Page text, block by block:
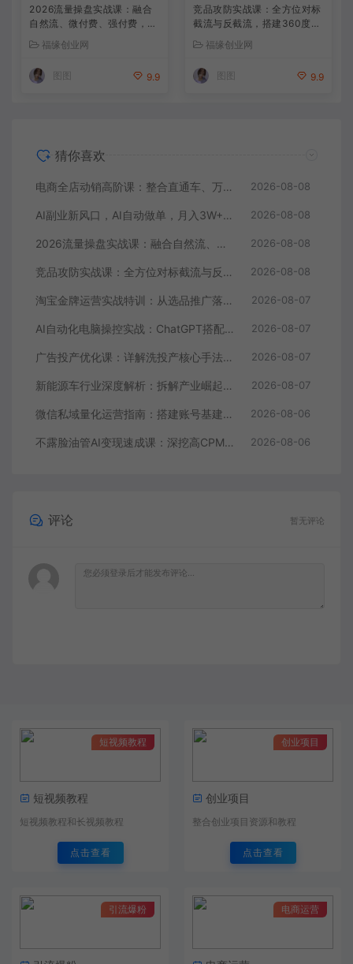
2026流量操盘实战课：融合
自然流、微付费、强付费，搭
建稳定长效的带货流量体系
福缘创业网
9.9
竞品攻防实战课：全方位对标
截流与反截流，搭建360度监
控体系抢占平台流量
福缘创业网
9.9
猜你喜欢
电商全店动销高阶课：整合直通车、万相魔盒、全站推广，系统化搭建店铺长效动销方案 2026-08-08
AI副业新风口，AI自动做单，月入3W+，附接单资源 2026-08-08
2026流量操盘实战课：融合自然流、微付费、强付费，搭建稳定长效的带货流量体系 2026-08-08
竞品攻防实战课：全方位对标截流与反截流，搭建360度监控体系抢占平台流量 2026-08-08
淘宝金牌运营实战特训：从选品推广落地爆款打造，店铺运营全链路拆解 2026-08-07
AI自动化电脑操控实战：ChatGPT搭配Codex，一键指令远程自动操控电脑完成工作 2026-08-07
广告投产优化课：详解洗投产核心手法，落地多场景投放提效增收方案 2026-08-07
新能源车行业深度解析：拆解产业崛起根源，剖析行业内卷与海外贸易争端现状 2026-08-07
微信私域量化运营指南：搭建账号基建打造热号，脱敏风控规避运营各类高危风险 2026-08-06
不露脸油管AI变现速成课：深挖高CPM盈利领域，零出镜打造YouTube稳定收益账号 2026-08-06
评论 暂无评论
短视频教程
短视频教程
短视频教程和长视频教程
点击查看
创业项目
创业项目
整合创业项目资源和教程
点击查看
引流爆粉 电商运营